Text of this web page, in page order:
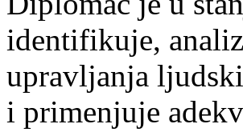
identifikuje,
upravljanja
i primenjuje